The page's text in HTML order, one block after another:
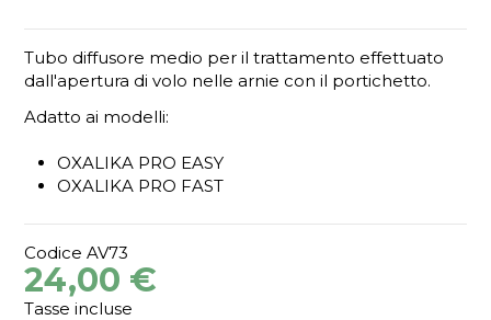
Tubo diffusore medio per il trattamento effettuato
dall'apertura di volo nelle arnie con il portichetto.
Adatto ai modelli:
OXALIKA PRO EASY
OXALIKA PRO FAST
Codice AV73
24,00 €
Tasse incluse